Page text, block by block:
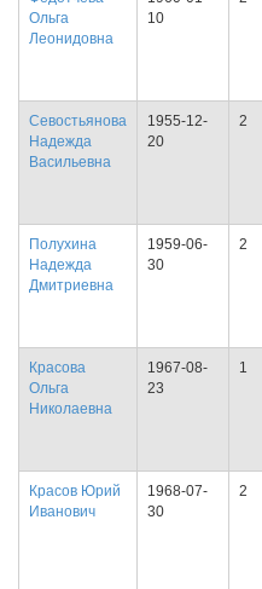
Ольга
Леонидовна
10
Севостьянова
Надежда
Васильевна
1955-12-
20
2
Полухина
Надежда
Дмитриевна
1959-06-
30
2
Красова
Ольга
Николаевна
1967-08-
23
1
Красов Юрий
Иванович
1968-07-
30
2